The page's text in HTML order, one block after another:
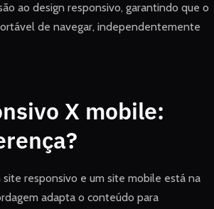
ao design responsivo, garantindo que o
de navegar, independentemente
X mobile:
responsivo e um site mobile está na
adapta o conteúdo para